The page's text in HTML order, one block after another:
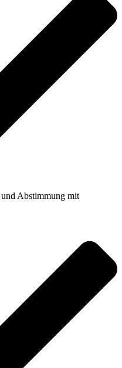
Abstimmung mit